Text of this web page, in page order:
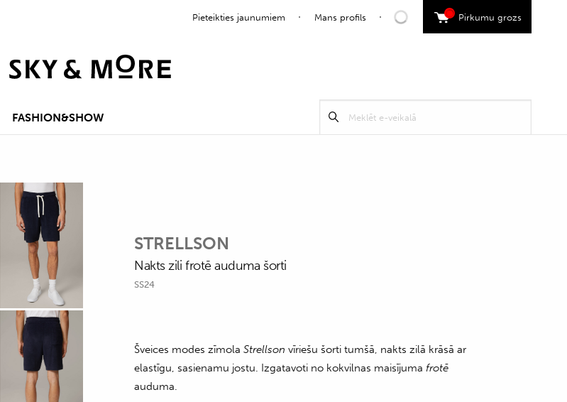
Pieteikties jaunumiem Mans profils Pirkumu grozs
0
FASHION&SHOW Meklēt
STRELLSON
Nakts zili frotē auduma šorti
SS24
Šveices modes zīmolaStrellsonvīriešu šorti tumšā, nakts zilā krāsā ar
elastīgu, sasienamu jostu. Izgatavoti no kokvilnas maisījumafrotē
auduma.